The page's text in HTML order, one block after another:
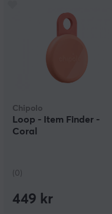
Chipolo
Loop - Item Finder -
Coral
(0)
449 kr